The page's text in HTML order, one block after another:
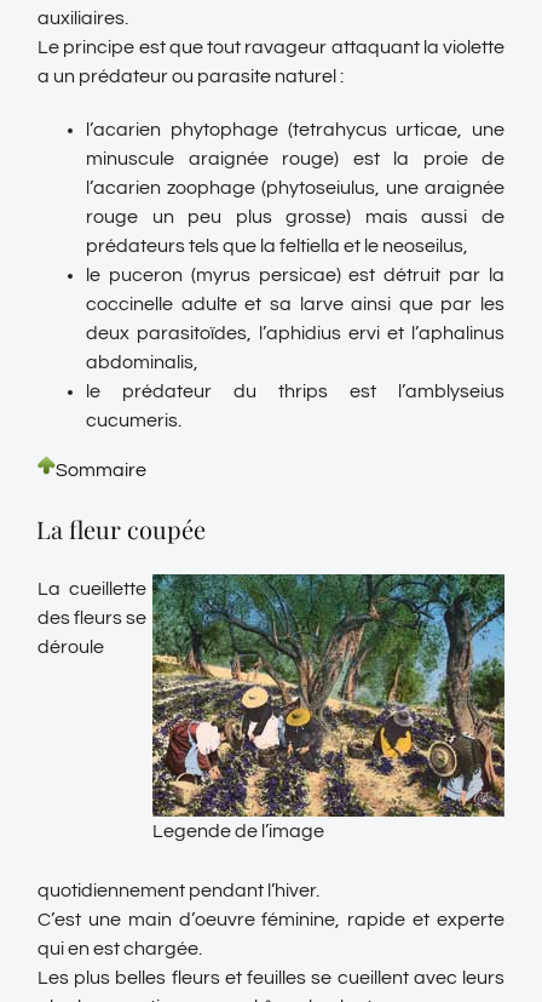
auxiliaires.
Le principe est que tout ravageur attaquant la violette
a un prédateur ou parasite naturel :
l’acarien phytophage (tetrahycus urticae, une
minuscule araignée rouge) est la proie de
l’acarien zoophage (phytoseiulus, une araignée
rouge un peu plus grosse) mais aussi de
prédateurs tels que la feltiella et le neoseilus,
le puceron (myrus persicae) est détruit par la
coccinelle adulte et sa larve ainsi que par les
deux parasitoïdes, l’aphidius ervi et l’aphalinus
abdominalis,
le prédateur du thrips est l’amblyseius
cucumeris.
Sommaire
La fleur coupée
Legende de l’image
La cueillette
des fleurs se
déroule
quotidiennement pendant l’hiver.
C’est une main d’oeuvre féminine, rapide et experte
qui en est chargée.
Les plus belles fleurs et feuilles se cueillent avec leurs